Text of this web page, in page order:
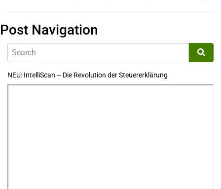
Post Navigation
NEU: IntelliScan – Die Revolution der Steuererklärung